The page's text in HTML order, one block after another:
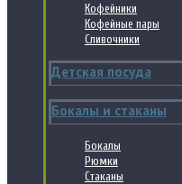
Кофейники
Кофейные пары
Сливочники
Детская посуда
Бокалы и стаканы
Бокалы
Рюмки
Стаканы